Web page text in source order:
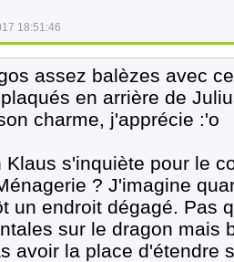
18:51:46
assez balèzes avec
en arrière de
charme, j'apprécie :'o
Klaus s'inquiète pour le
? J'imagine
un endroit dégagé. Pas
sur le dragon mais
avoir la place d'étendre